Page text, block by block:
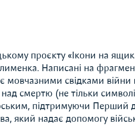
проєкту «Ікони на
Написані на
мовчазними свідками війни
смертю (не тільки
підтримуючи Перший
який надає допомогу